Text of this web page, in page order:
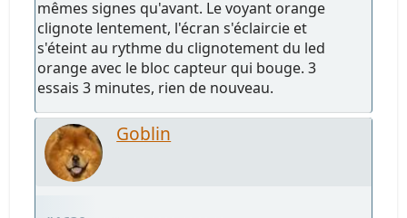
mêmes signes qu'avant. Le voyant orange
clignote lentement, l'écran s'éclaircie et
s'éteint au rythme du clignotement du led
orange avec le bloc capteur qui bouge. 3
essais 3 minutes, rien de nouveau.
Goblin